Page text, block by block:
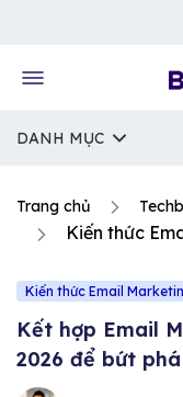
DANH MỤC
Trang chủ
Kiến thức
Kiến thức Email
Kết hợp Email
2026 để bứt